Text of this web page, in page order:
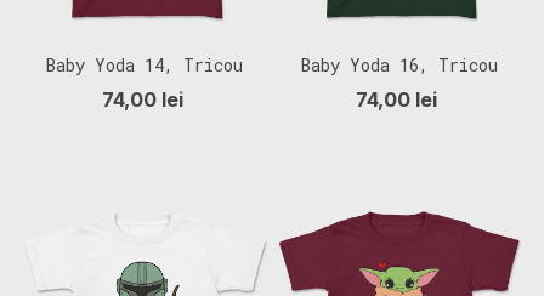
Baby Yoda 14, Tricou
Copii
74,00 lei
Baby Yoda 16, Tricou
Copii
74,00 lei